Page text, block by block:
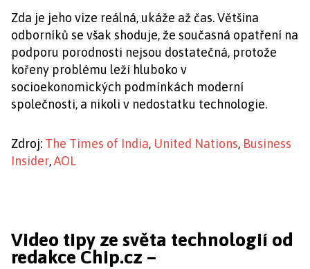
Zda je jeho vize reálná, ukáže až čas. Většina
odborníků se však shoduje, že současná opatření na
podporu porodnosti nejsou dostatečná, protože
kořeny problému leží hluboko v
socioekonomických podmínkách moderní
společnosti, a nikoli v nedostatku technologie.
Zdroj: The Times of India, United Nations, Business
Insider,AOL
Video tipy ze světa technologií od
redakce Chip.cz –